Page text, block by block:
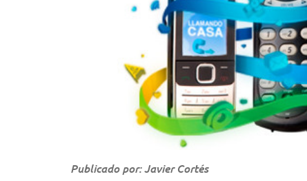
Publicado por: Javier Cortés